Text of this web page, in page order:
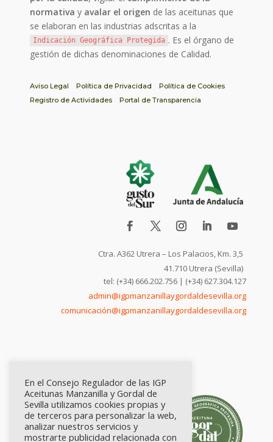
normativa y avalar el origen de las aceitunas que
se elaboran en las industrias adscritas a la
Indicación Geográfica Protegida . Es el órgano de
gestión de dichas denominaciones de Calidad.
Aviso Legal Política de Privacidad
Política de Cookies
Registro de Actividades
Portal de Transparencia
Ctra. A362 Utrera – Los Palacios, Km. 3,5
41.710 Utrera (Sevilla)
tel: (+34) 666.202.756 | (+34) 627.304.127
admin@igpmanzanillaygordaldesevilla.org
comunicación@igpmanzanillaygordaldesevilla.org
En el Consejo Regulador de las IGP
Aceitunas Manzanilla y Gordal de
Sevilla utilizamos cookies propias y
de terceros para personalizar la web,
analizar nuestros servicios y
mostrarte publicidad relacionada con